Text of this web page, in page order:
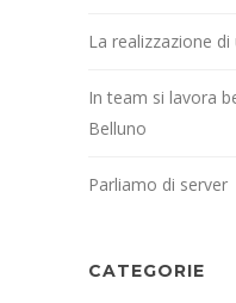
La realizzazione
In team si lavora
Belluno
Parliamo di server
CATEGORIE